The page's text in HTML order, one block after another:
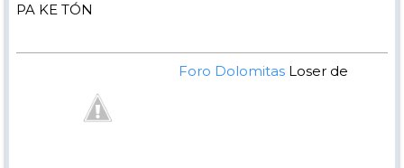
PA KE TÓN
Foro DolomitasLoser de